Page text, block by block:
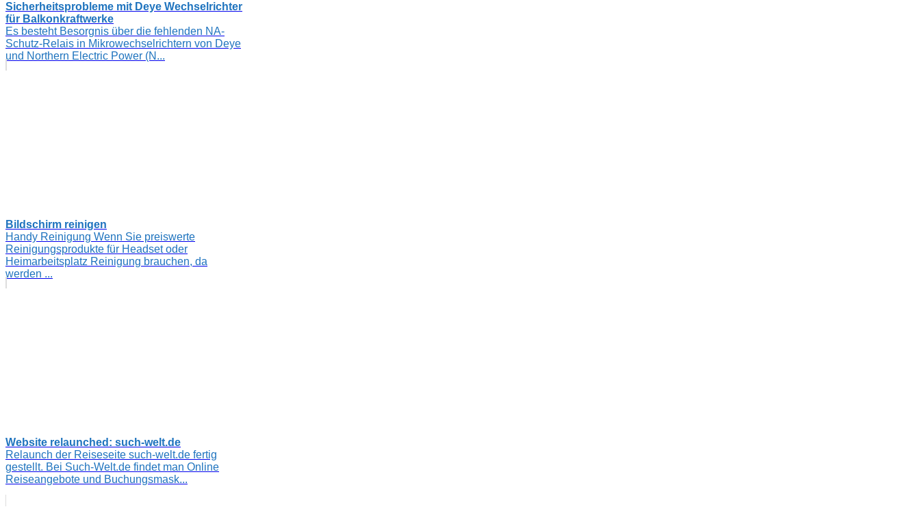
Sicherheitsprobleme mit Deye Wechselrichter
für Balkonkraftwerke
Es besteht Besorgnis über die fehlenden NA-
Schutz-Relais in Mikrowechselrichtern von Deye
und Northern Electric Power (N...
Bildschirm reinigen
Handy Reinigung Wenn Sie preiswerte
Reinigungsprodukte für Headset oder
Heimarbeitsplatz Reinigung brauchen, da
werden ...
Website relaunched: such-welt.de
Relaunch der Reiseseite such-welt.de fertig
gestellt. Bei Such-Welt.de findet man Online
Reiseangebote und Buchungsmask...